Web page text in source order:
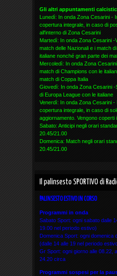
Gli altri appuntamenti
Lunedì: In onda Zona Cesarini -
copertura integrale, in caso di
all'interno di Zona Cesarini
Martedì: In onda Zona Cesarini -
match delle Nazionali e i match
italiane nonché gran parte dei
Mercoledì: In onda Zona
match di Champions con le
match di Coppa Italia
Giovedì: In onda Zona Cesarini
di Europa League con le italiane
Venerdì: In onda Zona Cesarini -
copertura integrale, in caso di
aggiornamento. Vengono coperti
Sabato: Anticipi negli orari
20.45/21.00
Domenica: Match negli orari
20.45/21.00
Il palinsesto SPORTIVO di
PALINSESTO ESTIVO IN CORSO
Programmi in onda
Sabato Sport: ogni sabato dalle
19.00 nel periodo estivo)
Domenica Sport: ogni domenica
(dalle 14 alle 19 nel periodo
Gr Sport: ogni giorno alle 08.22,
24.20 circa
Programmi sospesi per la